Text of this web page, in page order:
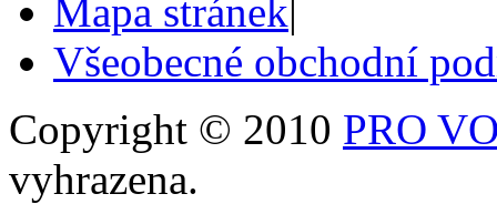
Mapa stránek|
Všeobecné obchodní
Copyright © 2010 PRO
vyhrazena.